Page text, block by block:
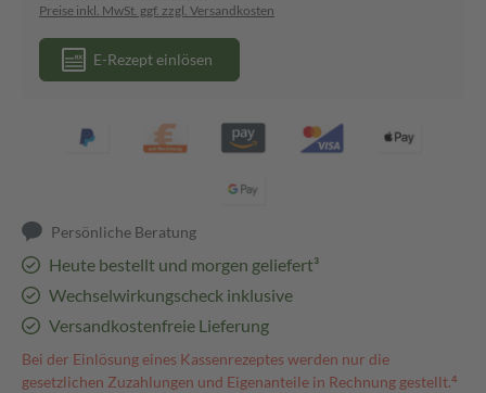
Preise inkl. MwSt. ggf. zzgl. Versandkosten
E-Rezept einlösen
Persönliche Beratung
Heute bestellt und morgen geliefert³
Wechselwirkungscheck inklusive
Versandkostenfreie Lieferung
Bei der Einlösung eines Kassenrezeptes werden nur die
gesetzlichen Zuzahlungen und Eigenanteile in Rechnung gestellt.⁴